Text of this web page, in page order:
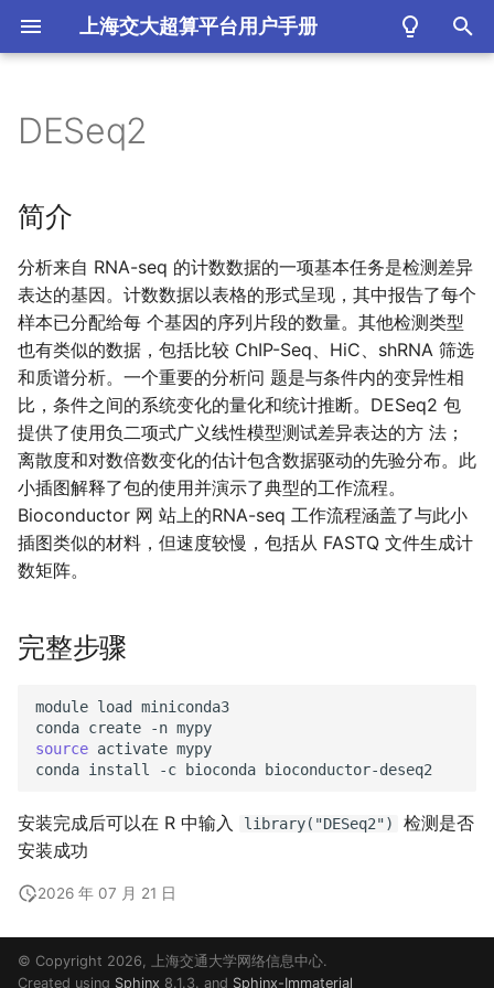
上海交大超算平台用户手册
始
搜
索
简介
完整步骤
DESeq2
简介
分析来自 RNA-seq 的计数数据的一项基本任务是检测差异
表达的基因。计数数据以表格的形式呈现，其中报告了每个
样本已分配给每 个基因的序列片段的数量。其他检测类型
也有类似的数据，包括比较 ChIP-Seq、HiC、shRNA 筛选
和质谱分析。一个重要的分析问 题是与条件内的变异性相
比，条件之间的系统变化的量化和统计推断。DESeq2 包
提供了使用负二项式广义线性模型测试差异表达的方 法；
离散度和对数倍数变化的估计包含数据驱动的先验分布。此
小插图解释了包的使用并演示了典型的工作流程。
Bioconductor 网 站上的RNA-seq 工作流程涵盖了与此小
插图类似的材料，但速度较慢，包括从 FASTQ 文件生成计
数矩阵。
完整步骤
module load miniconda3
conda create -n
source activate mypy
conda install -c bioconda
安装完成后可以在 R 中输入 library("DESeq2")
检测是否
安装成功
2026 年 07 月 21 日
© Copyright 2026, 上海交通大学网络信息中心.
Created using Sphinx 8.1.3. and Sphinx-Immaterial